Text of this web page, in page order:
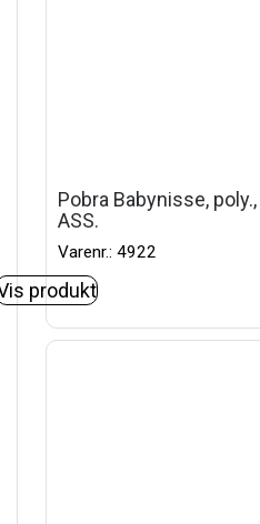
Pobra Babynisse,
ASS.
Varenr.: 4922
produkt